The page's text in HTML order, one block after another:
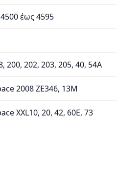
έως 4595
200, 202, 203, 205, 40, 54A
2008 ZE346, 13M
XXL10, 20, 42, 60E, 73